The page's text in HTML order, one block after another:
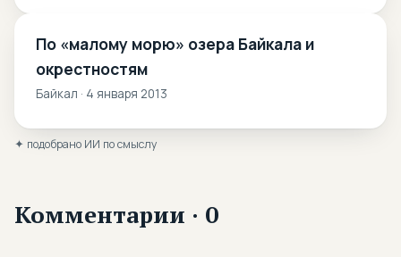
По «малому морю» озера Байкала и
окрестностям
Байкал · 4 января 2013
✦ подобрано ИИ по смыслу
Комментарии · 0